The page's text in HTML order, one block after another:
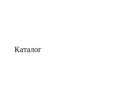
Каталог